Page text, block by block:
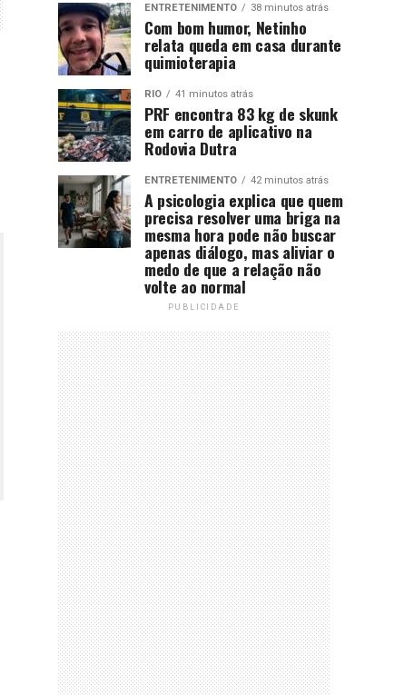
ENTRETENIMENTO 38 minutos atrás
Com bom humor, Netinho
relata queda em casa durante
quimioterapia
RIO 41 minutos atrás
PRF encontra 83 kg de skunk
em carro de aplicativo na
Rodovia Dutra
ENTRETENIMENTO 42 minutos atrás
A psicologia explica que quem
precisa resolver uma briga na
mesma hora pode não buscar
apenas diálogo, mas aliviar o
medo de que a relação não
volte ao normal
PUBLICIDADE